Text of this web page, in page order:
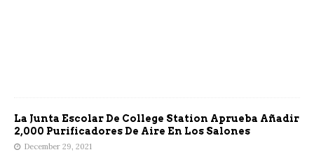
La Junta Escolar De College Station Aprueba Añadir
2,000 Purificadores De Aire En Los Salones
December 29, 2021